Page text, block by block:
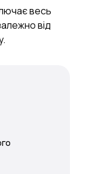
весь
від